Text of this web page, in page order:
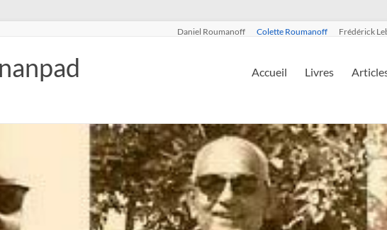
Daniel Roumanoff Colette Roumanoff Frédérick
Accueil Livres